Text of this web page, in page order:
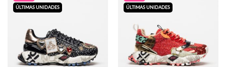
ÚLTIMAS UNIDADES
ÚLTIMAS UNIDADES